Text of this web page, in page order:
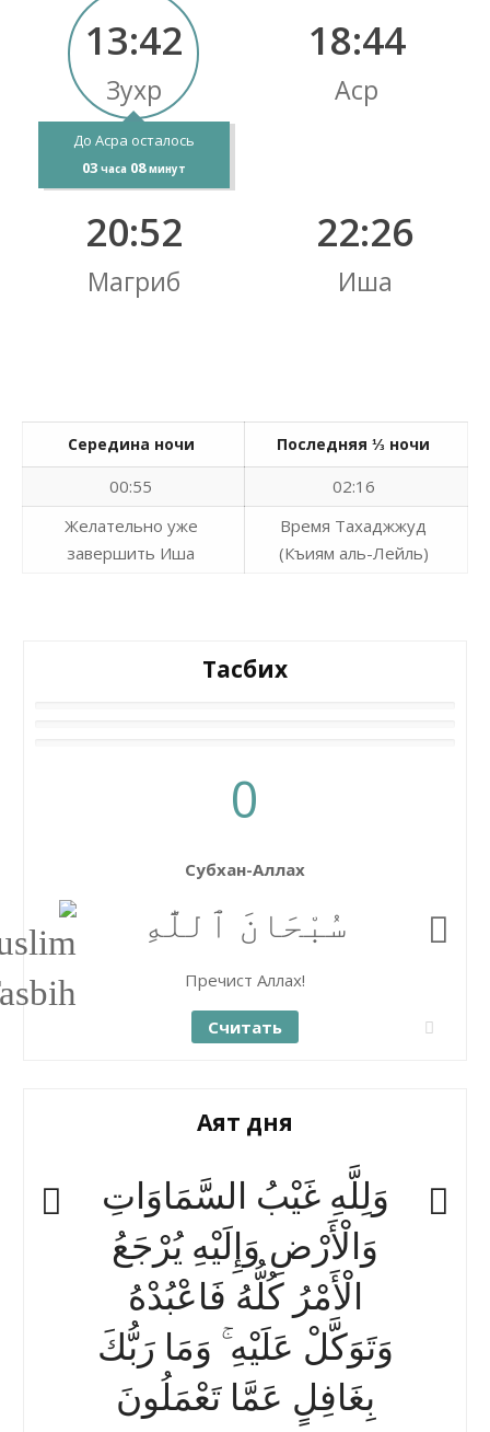
13:42
Зухр
До Асра осталось
03 часа 08 минут
18:44
Аср
20:52
Магриб
22:26
Иша
Середина ночи Последняя ⅓ ночи
00:55
02:16
Желательно уже
завершить Иша
Время Тахаджжуд
(Къиям аль-Лейль)
Тасбих
0
Субхан-Аллах
سُبْحَانَ ٱللَّٰهِ
Пречист Аллах!
Считать
Аят дня
وَلِلَّهِ غَيْبُ السَّمَاوَاتِ
وَالْأَرْضِ وَإِلَيْهِ يُرْجَعُ
الْأَمْرُ كُلُّهُ فَاعْبُدْهُ
وَتَوَكَّلْ عَلَيْهِ ۚ وَمَا رَبُّكَ
بِغَافِلٍ عَمَّا تَعْمَلُونَ